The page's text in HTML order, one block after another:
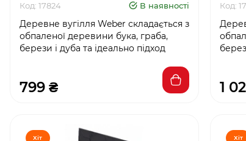
Код: 17824 В наявності
Деревне вугілля Weber складається з
обпаленої деревини бука, граба,
берези і дуба та ідеально підход
799 ₴
Код:
1
Хіт Хіт